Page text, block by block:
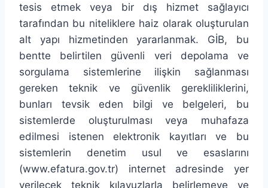
tesis etmek veya bir dış hizmet sağlayıcı
tarafından bu niteliklere haiz olarak oluşturulan
alt yapı hizmetinden yararlanmak. GİB, bu
bentte belirtilen güvenli veri depolama ve
sorgulama sistemlerine ilişkin sağlanması
gereken teknik ve güvenlik gerekliliklerini,
bunları tevsik eden bilgi ve belgeleri, bu
sistemlerde oluşturulması veya muhafaza
edilmesi istenen elektronik kayıtları ve bu
sistemlerin denetim usul ve esaslarını
(www.efatura.gov.tr) internet adresinde yer
verilecek teknik kılavuzlarla belirlemeye ve